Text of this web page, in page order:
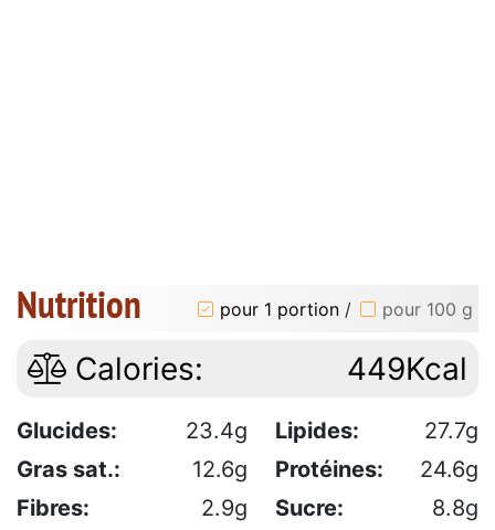
Nutrition pour 1 portion / pour 100 g
Calories: 449Kcal
Glucides: 23.4g Lipides:
27.7g
Gras sat.:
12.6g Protéines:
24.6g
Fibres:
2.9g Sucre:
8.8g